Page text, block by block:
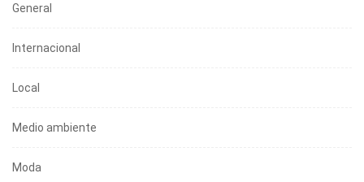
General
Internacional
Local
Medio ambiente
Moda